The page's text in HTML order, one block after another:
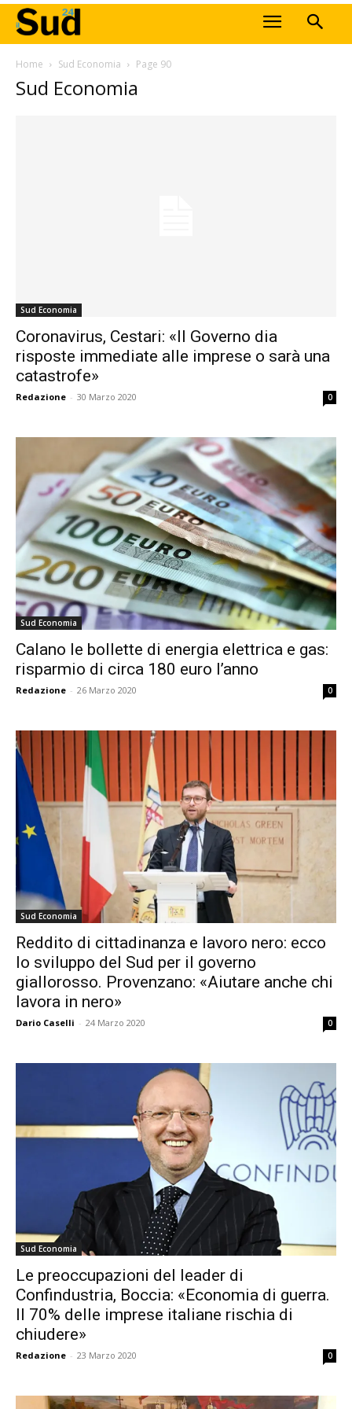
Home Sud Economia Page 90
Sud Economia
Sud Economia
Coronavirus, Cestari: «Il Governo dia
risposte immediate alle imprese o sarà una
catastrofe»
Redazione - 30 Marzo 2020 0
Sud Economia
Calano le bollette di energia elettrica e gas:
risparmio di circa 180 euro l’anno
Redazione - 26 Marzo 2020 0
Sud Economia
Reddito di cittadinanza e lavoro nero: ecco
lo sviluppo del Sud per il governo
giallorosso. Provenzano: «Aiutare anche chi
lavora in nero»
Dario Caselli - 24 Marzo 2020 0
Sud Economia
Le preoccupazioni del leader di
Confindustria, Boccia: «Economia di guerra.
Il 70% delle imprese italiane rischia di
chiudere»
Redazione - 23 Marzo 2020 0